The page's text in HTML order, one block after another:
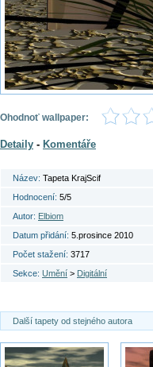
Ohodnoť wallpaper:
Detaily - Komentáře
Název: Tapeta KrajScif
Hodnocení: 5/5
Autor: Elbiom
Datum přidání: 5.prosince 2010
Počet stažení: 3717
Sekce: Umění > Digitální
Další tapety od stejného autora